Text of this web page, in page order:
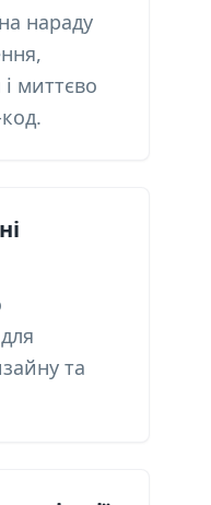
нараду
миттєво
та